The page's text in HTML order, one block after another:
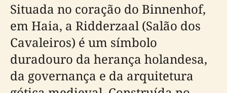
Situada no coração do Binnenhof,
em Haia, a Ridderzaal (Salão dos
Cavaleiros) é um símbolo
duradouro da herança holandesa,
da governança e da arquitetura